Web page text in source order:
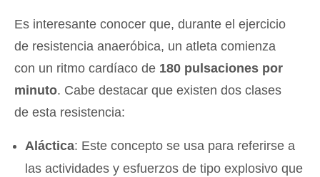
Es interesante conocer que, durante el ejercicio
de resistencia anaeróbica, un atleta comienza
con un ritmo cardíaco de 180 pulsaciones por
minuto. Cabe destacar que existen dos clases
de esta resistencia:
Aláctica: Este concepto se usa para referirse a
las actividades y esfuerzos de tipo explosivo que